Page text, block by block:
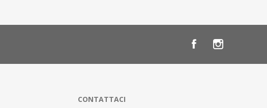
CONTATTACI